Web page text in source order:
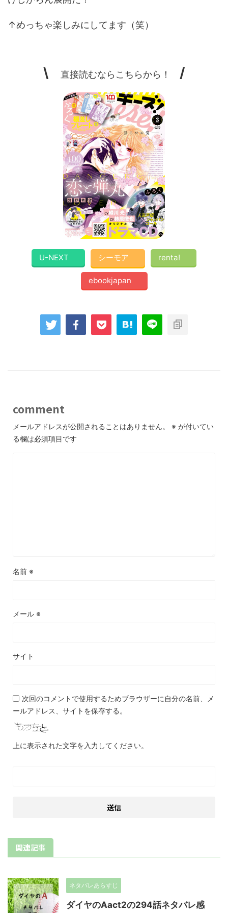
↑めっちゃ楽しみにしてます（笑）
\ 直接読むならこちらから！ /
U-NEXT シーモア renta!
ebookjapan
comment
メールアドレスが公開されることはありません。 ※ が付いてい
る欄は必須項目です
名前 ※
メール ※
サイト
次回のコメントで使用するためブラウザーに自分の名前、メ
ールアドレス、サイトを保存する。
上に表示された文字を入力してください。
関連記事
ネタバレあらすじ
ダイヤのAact2の294話ネタバレ感